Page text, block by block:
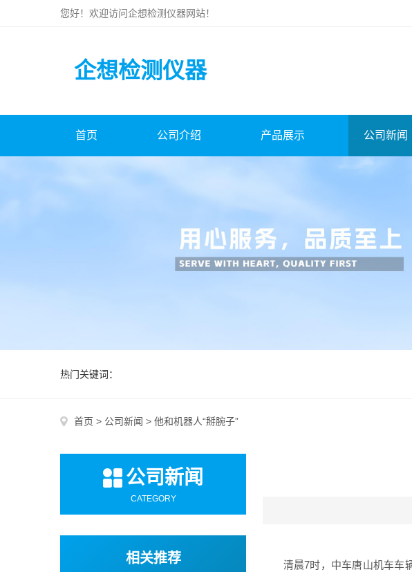
您好！欢迎访问企想检测仪器网站！
企想检测仪器
首页 公司介绍 产品展示 公司新闻
热门关键词：
首页 > 公司新闻 > 他和机器人“掰腕子”
公司新闻
CATEGORY
相关推荐
清晨7时，中车唐山机车车